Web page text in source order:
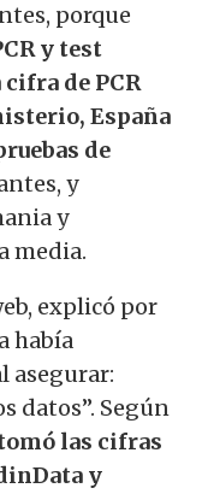
porque
y test
cifra de PCR
España
de
y
y
media.
explicó por
había
asegurar:
datos”. Según
las cifras
y